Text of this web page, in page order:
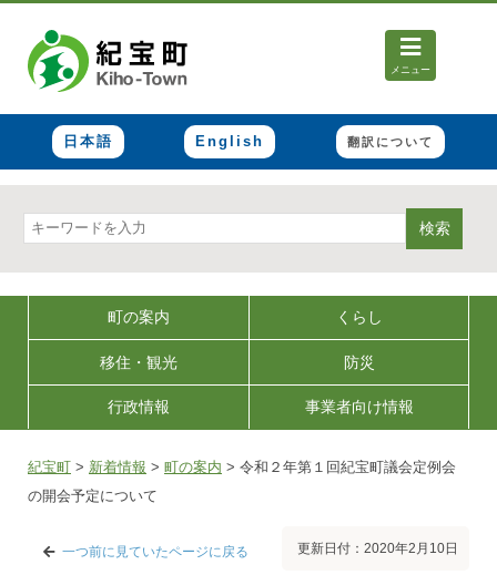
メニュー
日本語 English 翻訳について
検索
町の案内 くらし
移住・観光 防災
行政情報 事業者向け情報
紀宝町 > 新着情報 > 町の案内 > 令和２年第１回紀宝町議会定例会
の開会予定について
一つ前に見ていたページに戻る 更新日付：2020年2月10日